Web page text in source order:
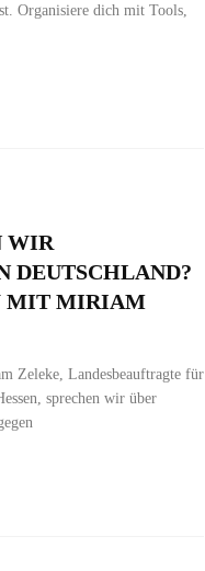
Organisiere dich mit Tools,
WIR
DEUTSCHLAND?
MIT MIRIAM
Zeleke, Landesbeauftragte für
sprechen wir über